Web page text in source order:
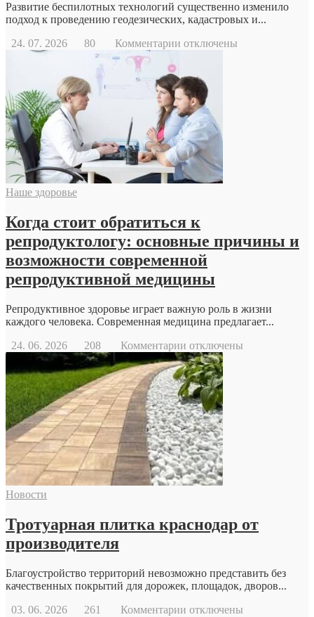
Развитие беспилотных технологий существенно изменило
подход к проведению геодезических, кадастровых и...
24. 07. 2026
80 Комментарии к
дрон
отключены
Наше здоровье
Когда стоит обратиться к
репродуктологу: основные причины и
возможности современной
репродуктивной медицины
Репродуктивное здоровье играет важную роль в жизни
каждого человека. Современная медицина предлагает...
24. 06. 2026
208 Комментарии к
записи
Когда
стоит
обратиться
к
репродуктологу:
основные
причины
и
возможности
современной
отключены
Новости
Тротуарная плитка краснодар от
производителя
Благоустройство территорий невозможно представить без
качественных покрытий для дорожек, площадок, дворов...
03. 06. 2026
261 Комментарии котключены